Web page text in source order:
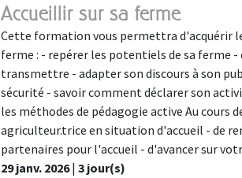
Accueillir sur sa ferme
Cette formation vous permettra d'acquérir
ferme : - repérer les potentiels de sa ferme
transmettre - adapter son discours à son
sécurité - savoir comment déclarer son
les méthodes de pédagogie active Au cours
agriculteur.trice en situation d'accueil - de
partenaires pour l'accueil - d'avancer sur
29 janv. 2026| 3 jour(s)